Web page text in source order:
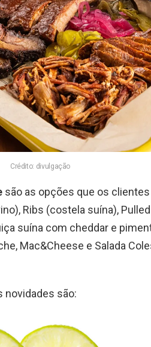
Crédito: divulgação
são as opções que os
Ribs (costela suína),
suína com cheddar e
Mac&Cheese e Salada
novidades são: